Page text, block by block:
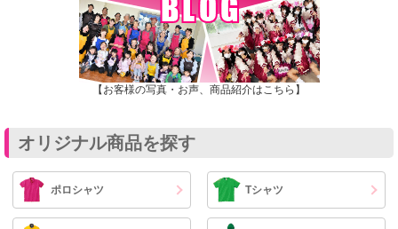
【お客様の写真・お声、商品紹介はこちら】
オリジナル商品を探す
ポロシャツ Tシャツ